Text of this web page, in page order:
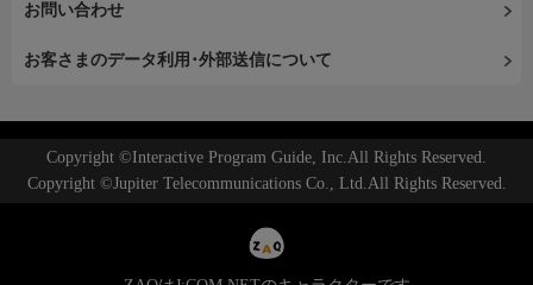
お問い合わせ
お客さまのデータ利用･外部送信について
Copyright ©Interactive Program Guide, Inc.All Rights Reserved.
Copyright ©Jupiter Telecommunications Co., Ltd.All Rights Reserved.